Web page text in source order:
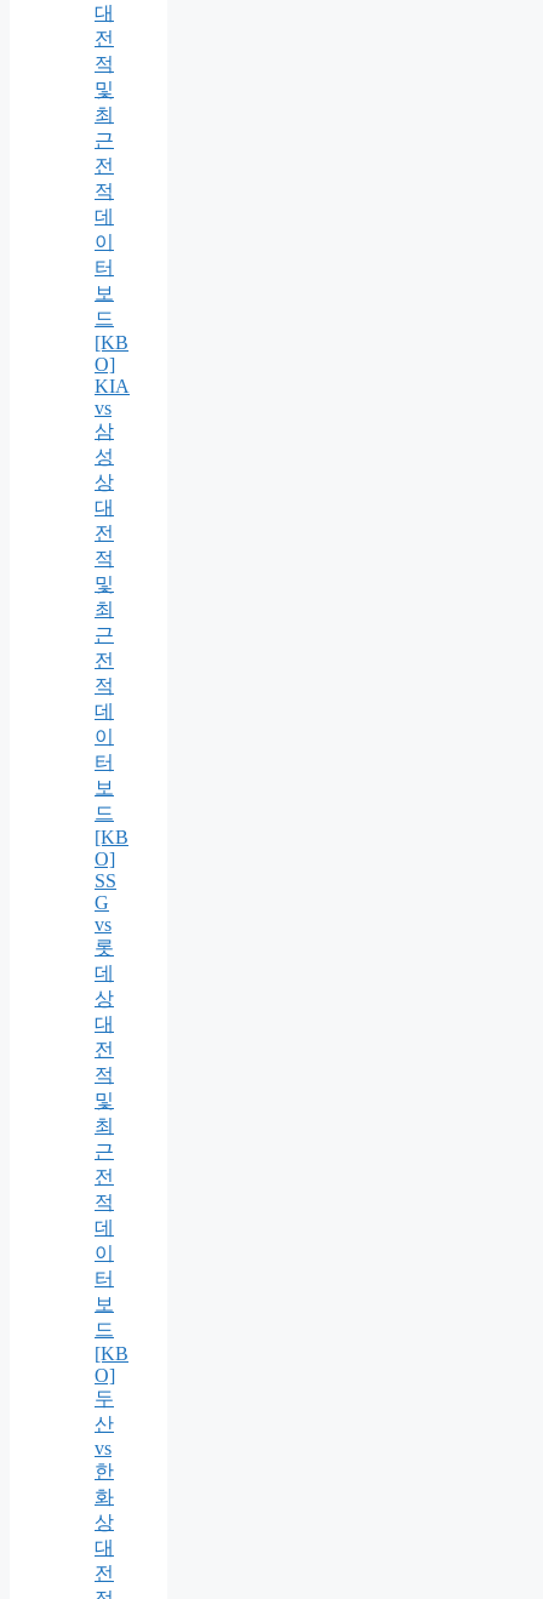
대
전
적
및
최
근
전
적
데
이
터
보
드
[KB
O]
KIA
vs
삼
성
상
대
전
적
및
최
근
전
적
데
이
터
보
드
[KB
O]
SS
G
vs
롯
데
상
대
전
적
및
최
근
전
적
데
이
터
보
드
[KB
O]
두
산
vs
한
화
상
대
전